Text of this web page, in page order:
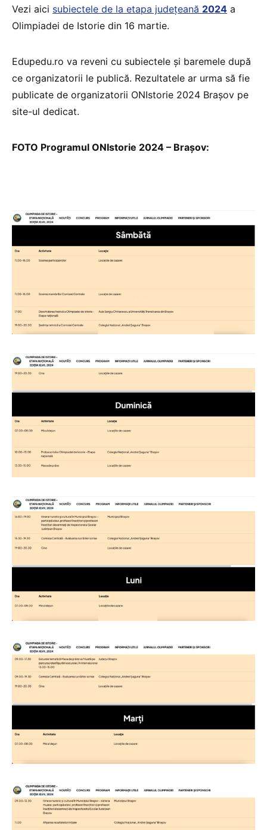
Vezi aici subiectele de la etapa județeană 2024 a
Olimpiadei de Istorie din 16 martie.
Edupedu.ro va reveni cu subiectele și baremele după
ce organizatorii le publică. Rezultatele ar urma să fie
publicate de organizatorii ONIstorie 2024 Brașov pe
site-ul dedicat.
FOTO Programul ONIstorie 2024 – Brașov: